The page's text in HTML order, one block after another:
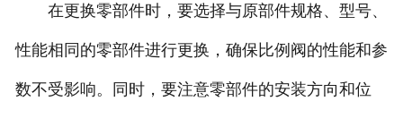
在更换零部件时，要选择与原部件规格、型号、
性能相同的零部件进行更换，确保比例阀的性能和参
数不受影响。同时，要注意零部件的安装方向和位